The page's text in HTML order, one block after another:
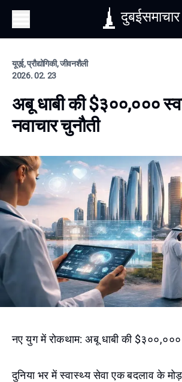
दुबईसमाचार
यूएई, प्रौद्योगिकी, जीवनशैली
2026. 02. 23
अबू धाबी की $३००,०००
नवाचार चुनौती
नए युग में रोकथाम: अबू धाबी की $३००,०००
दुनिया भर में स्वास्थ्य सेवा एक बदलाव के